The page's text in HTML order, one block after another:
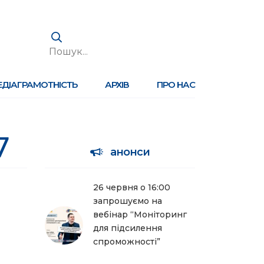
АРХІВ ПРО НАС
анонси
26 червня о 16:00
запрошуємо на
вебінар “Моніторинг
для підсилення
спроможності”